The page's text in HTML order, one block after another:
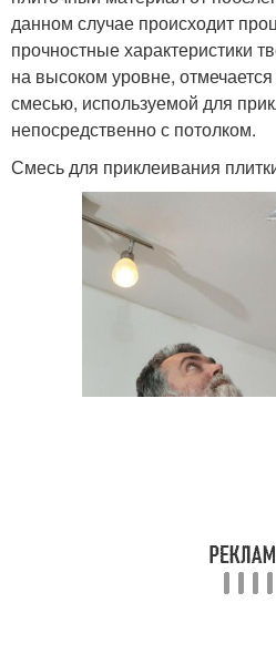
данном случае происходит
прочностные характеристики
на высоком уровне,
смесью, используемой для
непосредственно с потолком.
Смесь для приклеивания